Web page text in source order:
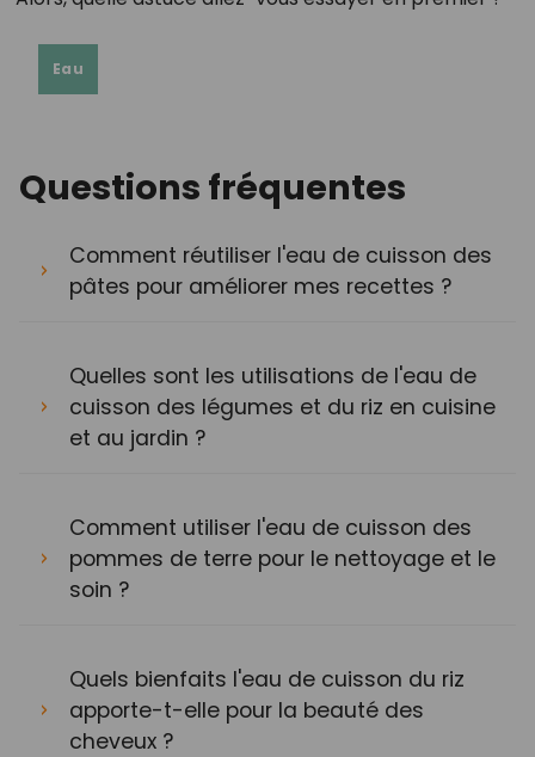
Eau
Questions fréquentes
Comment réutiliser l'eau de cuisson des
pâtes pour améliorer mes recettes ?
Quelles sont les utilisations de l'eau de
cuisson des légumes et du riz en cuisine
et au jardin ?
Comment utiliser l'eau de cuisson des
pommes de terre pour le nettoyage et le
soin ?
Quels bienfaits l'eau de cuisson du riz
apporte-t-elle pour la beauté des
cheveux ?